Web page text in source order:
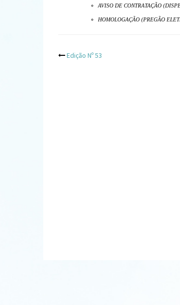
AVISO DE CONTRATAÇÃO
HOMOLOGAÇÃO (PREGÃO
Post
Edição Nº 53